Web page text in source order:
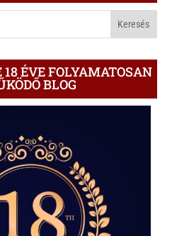
18 ÉVE FOLYAMATOSAN
BLOG